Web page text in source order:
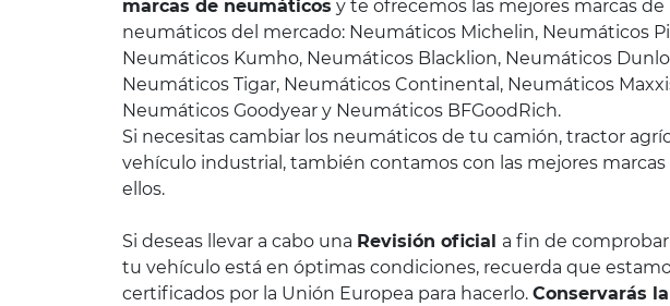
marcas de neumáticos y te ofrecemos las mejores marcas de
neumáticos del mercado: Neumáticos Michelin, Neumáticos
Neumáticos Kumho, Neumáticos Blacklion, Neumáticos
Neumáticos Tigar, Neumáticos Continental, Neumáticos
Neumáticos Goodyear y Neumáticos BFGoodRich.
Si necesitas cambiar los neumáticos de tu camión, tractor
vehículo industrial, también contamos con las mejores marcas
ellos.
Si deseas llevar a cabo una Revisión oficial a fin de
tu vehículo está en óptimas condiciones, recuerda que
certificados por la Unión Europea para hacerlo. Conservarás la